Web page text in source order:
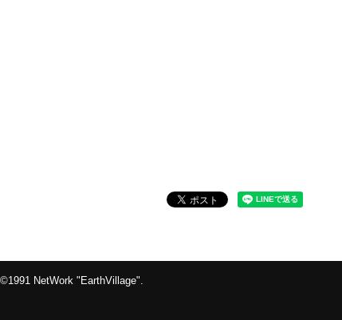
©1991 NetWork "EarthVillage".